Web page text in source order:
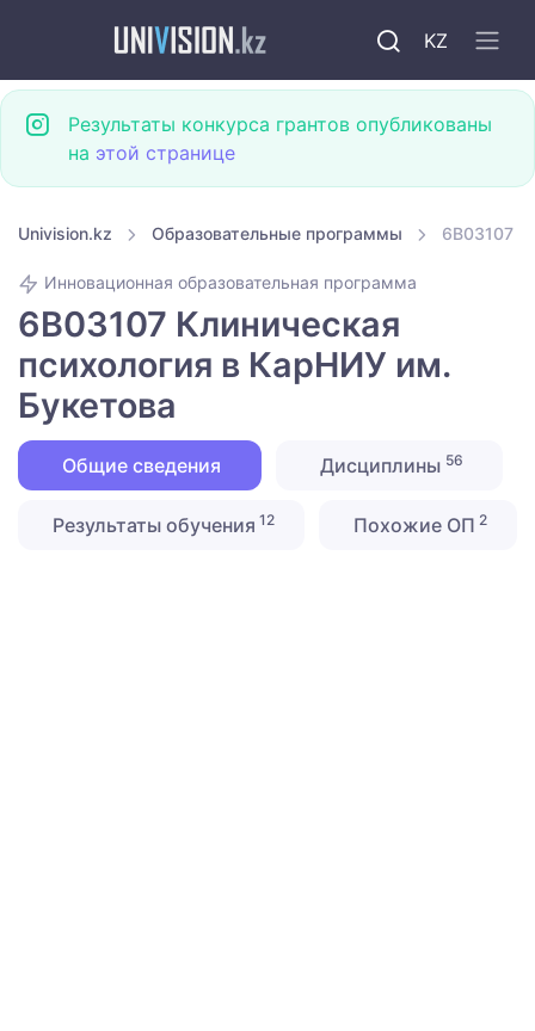
KZ
Результаты конкурса грантов опубликованы
на этой странице
Univision.kz Образовательные программы 6B03107
Инновационная образовательная программа
6B03107 Клиническая
психология в КарНИУ им.
Букетова
Общие сведения Дисциплины 56
Результаты обучения 12 Похожие ОП 2